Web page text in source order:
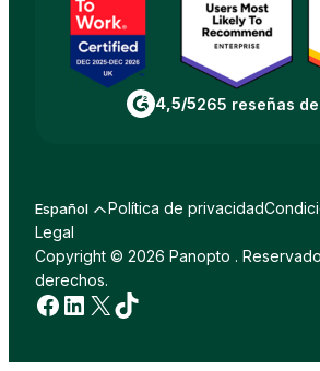
4,5/5265 reseñas de
Español Política de privacidad
Legal
Copyright © 2026 Panopto .
derechos.
Facebook
LinkedIn
incógnita
TikTok